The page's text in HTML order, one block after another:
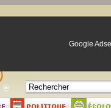
Google